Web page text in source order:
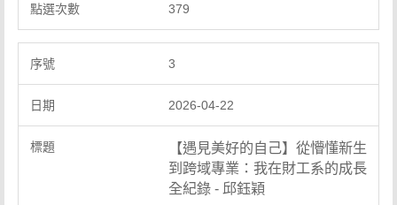
379
3
2026-04-22
【遇見美好的自己】從懵懂新生
到跨域專業：我在財工系的成長
全紀錄 - 邱鈺穎